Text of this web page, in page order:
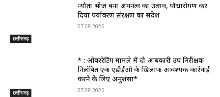
छत्तीसगढ़
न्यौता भोज बना अपनत्व का उत्सव, पौधारोपण कर
दिया पर्यावरण संरक्षण का संदेश
07.08.2026
छत्तीसगढ़
* : ओवररेटिंग मामले में दो आबकारी उप निरीक्षक
निलंबित एक एडीईओ के खिलाफ आवश्यक कार्रवाई
करने के लिए अनुशंसा*
07.08.2026